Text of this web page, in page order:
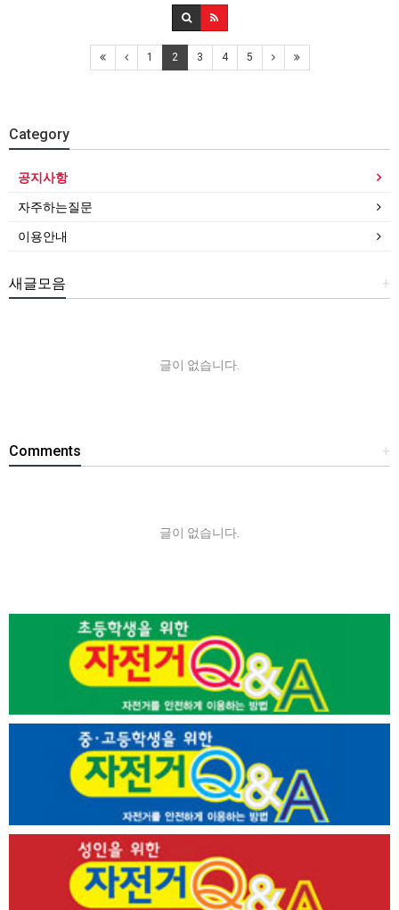
1 2 3 4 5
Category
공지사항
자주하는질문
이용안내
+
새글모음
글이 없습니다.
+
Comments
글이 없습니다.